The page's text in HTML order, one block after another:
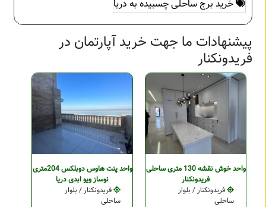
خرید برج ساحلی چسبیده به دریا
پیشنهادات ما جهت خرید آپارتمان در
فریدونکنار
واحد خوش نقشه 130 متری ساحلی
فریدونکنار
فریدونکنار / بلوار
ساحلی
واحد پنت هاوس دوبلکس 204متری
نوساز ویو ابدی دریا
فریدونکنار / بلوار
ساحلی